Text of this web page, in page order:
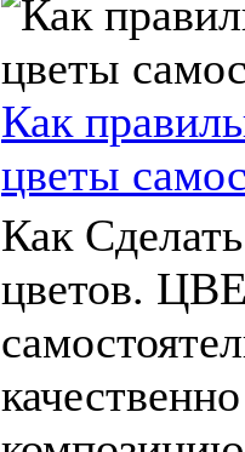
Как
цветы
Как
цветов.